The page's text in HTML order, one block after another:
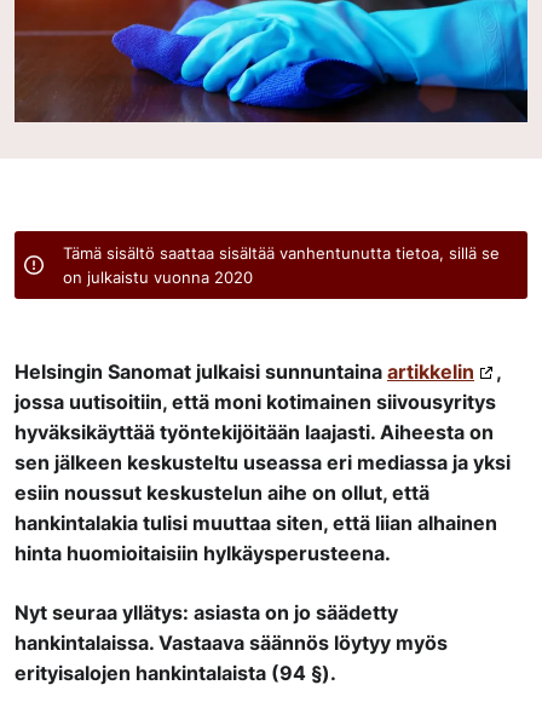
Tämä sisältö saattaa sisältää vanhentunutta tietoa, sillä se
on julkaistu vuonna 2020
Helsingin Sanomat julkaisi sunnuntaina artikkelin
,
jossa uutisoitiin, että moni kotimainen siivousyritys
hyväksikäyttää työntekijöitään laajasti. Aiheesta on
sen jälkeen keskusteltu useassa eri mediassa ja yksi
esiin noussut keskustelun aihe on ollut, että
hankintalakia tulisi muuttaa siten, että liian alhainen
hinta huomioitaisiin hylkäysperusteena.
Nyt seuraa yllätys: asiasta on jo säädetty
hankintalaissa. Vastaava säännös löytyy myös
erityisalojen hankintalaista (94 §).